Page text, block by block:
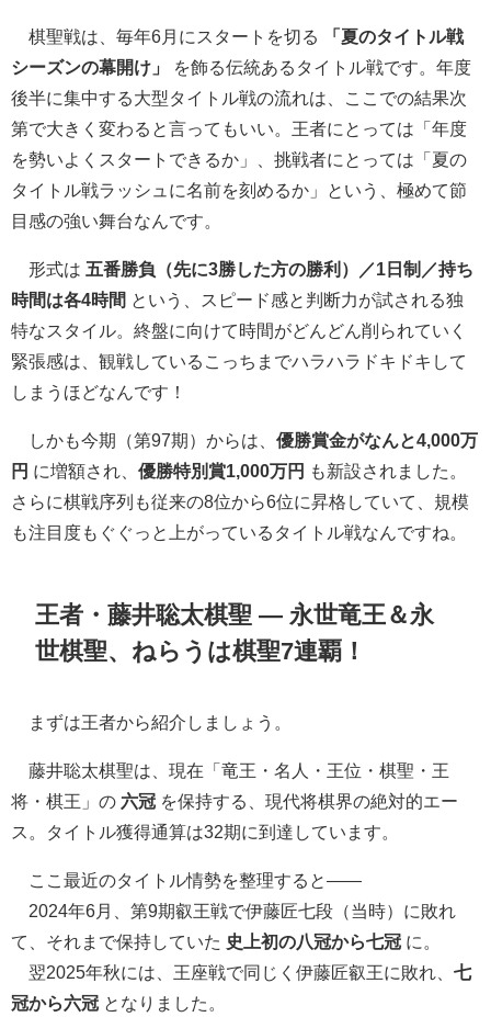
棋聖戦は、毎年6月にスタートを切る
「夏のタイトル戦
シーズンの幕開け」
を飾る伝統あるタイトル戦です。年度
後半に集中する大型タイトル戦の流れは、ここでの結果次
第で大きく変わると言ってもいい。王者にとっては「年度
を勢いよくスタートできるか」、挑戦者にとっては「夏の
タイトル戦ラッシュに名前を刻めるか」という、極めて節
目感の強い舞台なんです。
形式は 五番勝負（先に3勝した方の勝利）／1日制／持ち
時間は各4時間 という、スピード感と判断力が試される独
特なスタイル。終盤に向けて時間がどんどん削られていく
緊張感は、観戦しているこっちまでハラハラドキドキして
しまうほどなんです！
しかも今期（第97期）からは、 優勝賞金がなんと4,000万
円 に増額され、 優勝特別賞1,000万円
も新設されました。
さらに棋戦序列も従来の8位から6位に昇格していて、規模
も注目度もぐぐっと上がっているタイトル戦なんですね。
王者・藤井聡太棋聖 ― 永世竜王＆永
世棋聖、ねらうは棋聖7連覇！
まずは王者から紹介しましょう。
藤井聡太棋聖は、現在「竜王・名人・王位・棋聖・王
将・棋王」の 六冠 を保持する、現代将棋界の絶対的エー
ス。タイトル獲得通算は32期に到達しています。
ここ最近のタイトル情勢を整理すると——
2024年6月、第9期叡王戦で伊藤匠七段（当時）に敗れ
て、それまで保持していた 史上初の八冠から七冠 に。
翌2025年秋には、王座戦で同じく伊藤匠叡王に敗れ、 七
冠から六冠 となりました。